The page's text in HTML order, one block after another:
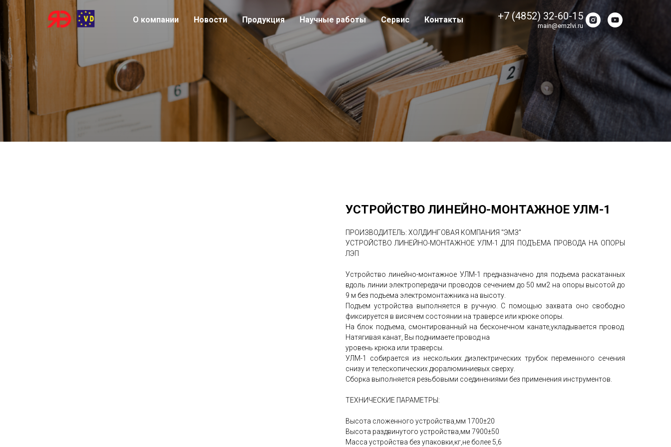
О компании Новости Продукция Научные работы Сервис Контакты +7 (4852) 32-60-15
main@emzlvi.ru
УСТРОЙСТВО ЛИНЕЙНО-МОНТАЖНОЕ УЛМ-1
ПРОИЗВОДИТЕЛЬ: ХОЛДИНГОВАЯ КОМПАНИЯ "ЭМЗ"
УСТРОЙСТВО ЛИНЕЙНО-МОНТАЖНОЕ УЛМ-1 ДЛЯ ПОДЪЕМА ПРОВОДА НА ОПОРЫ
ЛЭП
Устройство линейно-монтажное УЛМ-1 предназначено для подъема раскатанных
вдоль линии электропередачи проводов сечением до 50 мм2 на опоры высотой до
9 м без подъема электромонтажника на высоту.
Подъем устройства выполняется в ручную. С помощью захвата оно свободно
фиксируется в висячем состоянии на траверсе или крюке опоры.
На блок подъема, смонтированный на бесконечном канате,укладывается провод.
Натягивая канат, Вы поднимаете провод на
уровень крюка или траверсы.
УЛМ-1 собирается из нескольких диэлектрических трубок переменного сечения
снизу и телескопических дюралюминиевых сверху.
Сборка выполняется резьбовыми соединениями без применения инструментов.
ТЕХНИЧЕСКИЕ ПАРАМЕТРЫ:
Высота сложенного устройства,мм 1700±20
Высота раздвинутого устройства,мм 7900±50
Масса устройства без упаковки,кг,не более 5,6